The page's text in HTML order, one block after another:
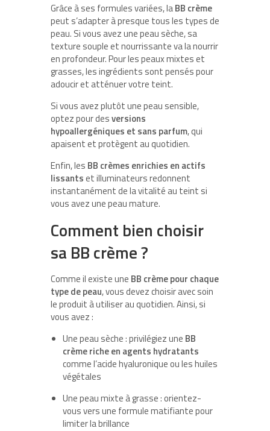
Grâce à ses formules variées, laBB crème
peut s’adapter à presque tous les types de
peau. Si vous avez une peau sèche, sa
texture souple et nourrissante va la nourrir
en profondeur. Pour les peaux mixtes et
grasses, les ingrédients sont pensés pour
adoucir et atténuer votre teint.
Si vous avez plutôt une peau sensible,
optez pour desversions
hypoallergéniques et sans parfum, qui
apaisent et protègent au quotidien.
Enfin, les BB crèmes enrichies en actifs
lissantset illuminateurs redonnent
instantanément de la vitalité au teint si
vous avez une peau mature.
Comment bien choisir
sa BB crème ?
Comme il existe une BB crème pour chaque
type de peau, vous devez choisir avec soin
le produit à utiliser au quotidien. Ainsi, si
vous avez :
Une peau sèche : privilégiez une BB
crème riche en agents hydratants
comme l’acide hyaluronique ou les huiles
végétales
Une peau mixte à grasse : orientez-
vous vers une formule matifiante pour
limiter la brillance